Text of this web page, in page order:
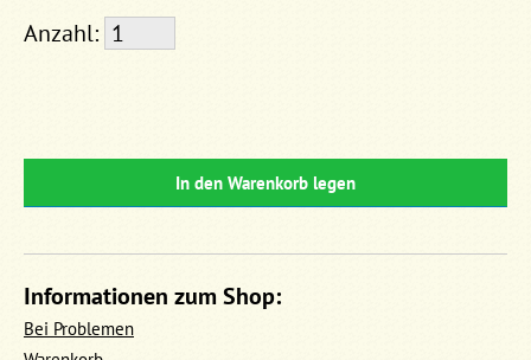
Anzahl:
In den Warenkorb legen
Informationen zum Shop:
Bei Problemen